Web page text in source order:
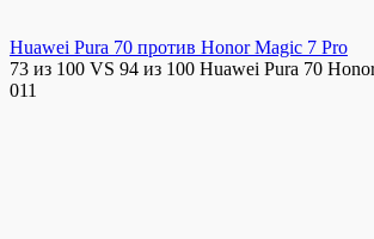
Huawei Pura 70 против Honor Magic 7 Pro
73 из 100 VS 94 из 100 Huawei Pura 70
011